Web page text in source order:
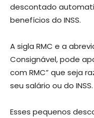
descontado
benefícios do INSS.
A sigla RMC e a
Consignável, pode
com RMC” que seja
seu salário ou do INSS.
Esses pequenos